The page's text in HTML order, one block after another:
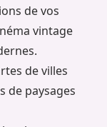
de vos
vintage
de villes
de paysages